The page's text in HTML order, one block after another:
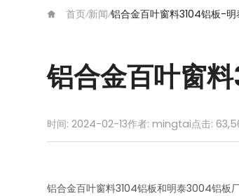
首页/新闻/
铝合金百叶窗
时间: 2024-02-13作者: mingtai点击:
铝合金百叶窗料3104铝板和明泰3004铝板